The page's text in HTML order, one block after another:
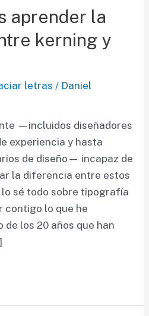
aprender la
kerning y
letras / Daniel
—incluidos diseñadores
experiencia y hasta
de diseño— incapaz de
la diferencia entre estos
lo sé todo sobre tipografía
contigo lo que he
los 20 años que han